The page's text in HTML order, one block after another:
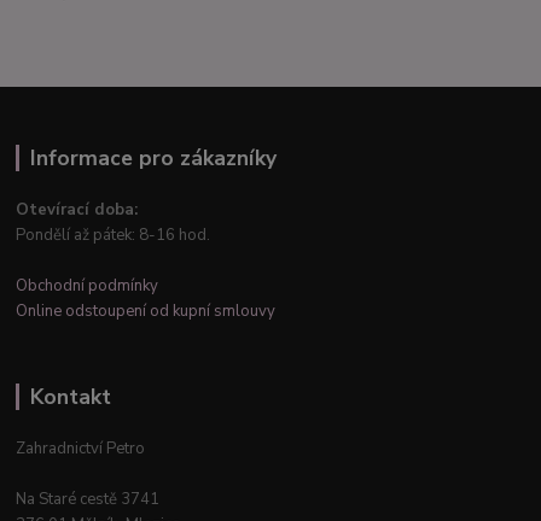
Informace pro zákazníky
Otevírací doba:
Pondělí až pátek: 8-16 hod.
Obchodní podmínky
Online odstoupení od kupní smlouvy
Kontakt
Zahradnictví Petro
Na Staré cestě 3741